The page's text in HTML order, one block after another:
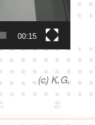
00:15
(c) K.G.